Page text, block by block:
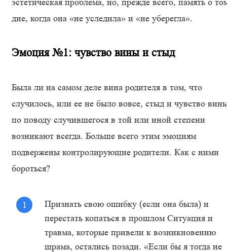
эстетическая проблема, но, прежде всего, память о
дне, когда она «не уследила» и «не уберегла».
Эмоция №1: чувство вины и стыд
Была ли на самом деле вина родителя в том, что
случилось, или ее не было вовсе, стыд и чувство
по поводу случившегося в той или иной степени
возникают всегда. Больше всего этим эмоциям
подвержены контролирующие родители. Как с ними
бороться?
Признать свою ошибку (если она была) и
перестать копаться в прошлом Ситуация и
травма, которые привели к возникновению
шрама, остались позади. «Если бы я тогда не